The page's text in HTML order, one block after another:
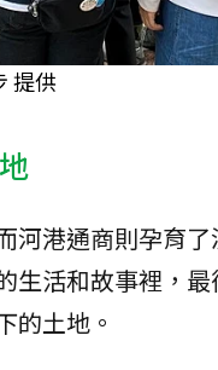
提供
河港通商則孕育
生活和故事裡，
的土地。